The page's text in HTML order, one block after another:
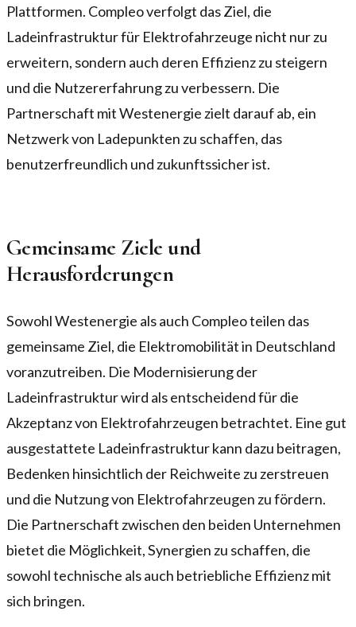
Plattformen. Compleo verfolgt das Ziel, die
Ladeinfrastruktur für Elektrofahrzeuge nicht nur zu
erweitern, sondern auch deren Effizienz zu steigern
und die Nutzererfahrung zu verbessern. Die
Partnerschaft mit Westenergie zielt darauf ab, ein
Netzwerk von Ladepunkten zu schaffen, das
benutzerfreundlich und zukunftssicher ist.
Gemeinsame Ziele und
Herausforderungen
Sowohl Westenergie als auch Compleo teilen das
gemeinsame Ziel, die Elektromobilität in Deutschland
voranzutreiben. Die Modernisierung der
Ladeinfrastruktur wird als entscheidend für die
Akzeptanz von Elektrofahrzeugen betrachtet. Eine gut
ausgestattete Ladeinfrastruktur kann dazu beitragen,
Bedenken hinsichtlich der Reichweite zu zerstreuen
und die Nutzung von Elektrofahrzeugen zu fördern.
Die Partnerschaft zwischen den beiden Unternehmen
bietet die Möglichkeit, Synergien zu schaffen, die
sowohl technische als auch betriebliche Effizienz mit
sich bringen.